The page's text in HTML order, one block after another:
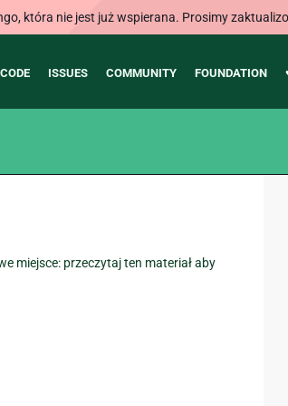
która nie jest już wspierana. Prosimy
CODE ISSUES COMMUNITY FOUNDATION
miejsce: przeczytaj ten materiał aby